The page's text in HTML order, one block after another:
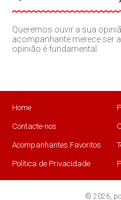
Queremos ouvir a sua
acompanhante merece ser
opinião é fundamental.
Home
Contacte-nos
Acompanhantes Favoritos
Política de Privacidade
© 2026,